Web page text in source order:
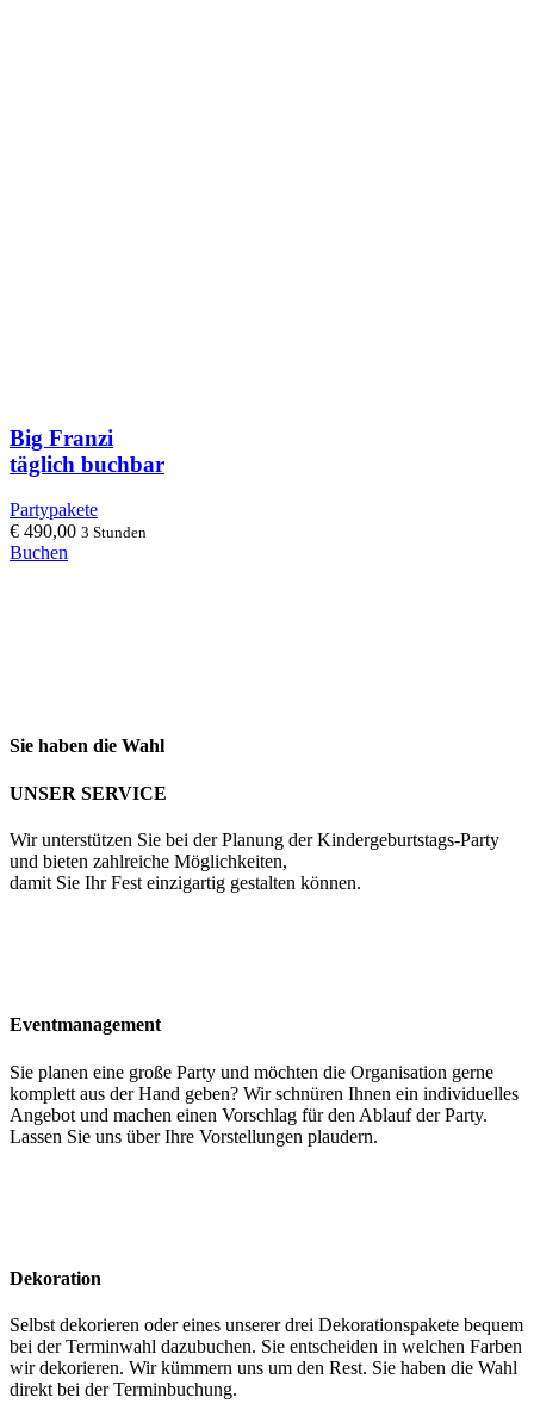
Big Franzi
täglich buchbar
Partypakete
€ 490,00 3 Stunden
Buchen
Sie haben die Wahl
UNSER SERVICE
Wir unterstützen Sie bei der Planung der Kindergeburtstags-Party
und bieten zahlreiche Möglichkeiten,
damit Sie Ihr Fest einzigartig gestalten können.
Eventmanagement
Sie planen eine große Party und möchten die Organisation gerne
komplett aus der Hand geben? Wir schnüren Ihnen ein individuelles
Angebot und machen einen Vorschlag für den Ablauf der Party.
Lassen Sie uns über Ihre Vorstellungen plaudern.
Dekoration
Selbst dekorieren oder eines unserer drei Dekorationspakete bequem
bei der Terminwahl dazubuchen. Sie entscheiden in welchen Farben
wir dekorieren. Wir kümmern uns um den Rest. Sie haben die Wahl
direkt bei der Terminbuchung.